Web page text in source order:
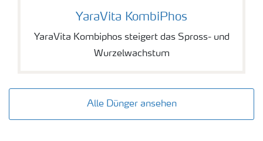
YaraVita KombiPhos
YaraVita Kombiphos steigert das Spross- und
Wurzelwachstum
Alle Dünger ansehen